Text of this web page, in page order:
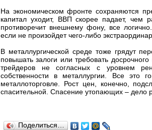
На экономическом фронте сохраняются
капитал уходит, ВВП скорее падает, чем
противоречит внешнему фону, все
если не произойдет чего-либо
В металлургической среде тоже грядут
повышать залоги или требовать
трейдеров не согласных с уровнем
собственности в металлургии. Все это
металлоторговле. Рост цен, конечно,
спасительной. Спасение утопающих –
Поделиться…